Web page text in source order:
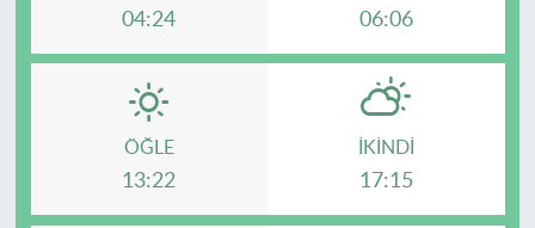
04:24 06:06
ÖĞLE
13:22
İKINDI
17:15